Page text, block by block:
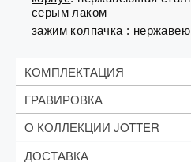
серым лаком
зажим колпачка :
КОМПЛЕКТАЦИЯ
Стержень (M - 1мм).
синий (зависит от
Фирменный футляр
Рекомендуем
ГРАВИРОВКА
Стоимость:
1 строка текста (до 15
Логотипы - от 1200 рублей
О КОЛЛЕКЦИИ JOTTER
ДОСТАВКА